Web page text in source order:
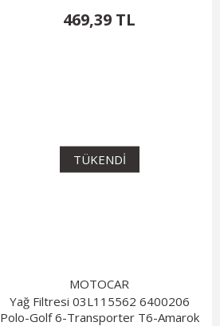
469,39 TL
TÜKENDİ
MOTOCAR
Yağ Filtresi 03L115562 6400206
Polo-Golf 6-Transporter T6-Amarok